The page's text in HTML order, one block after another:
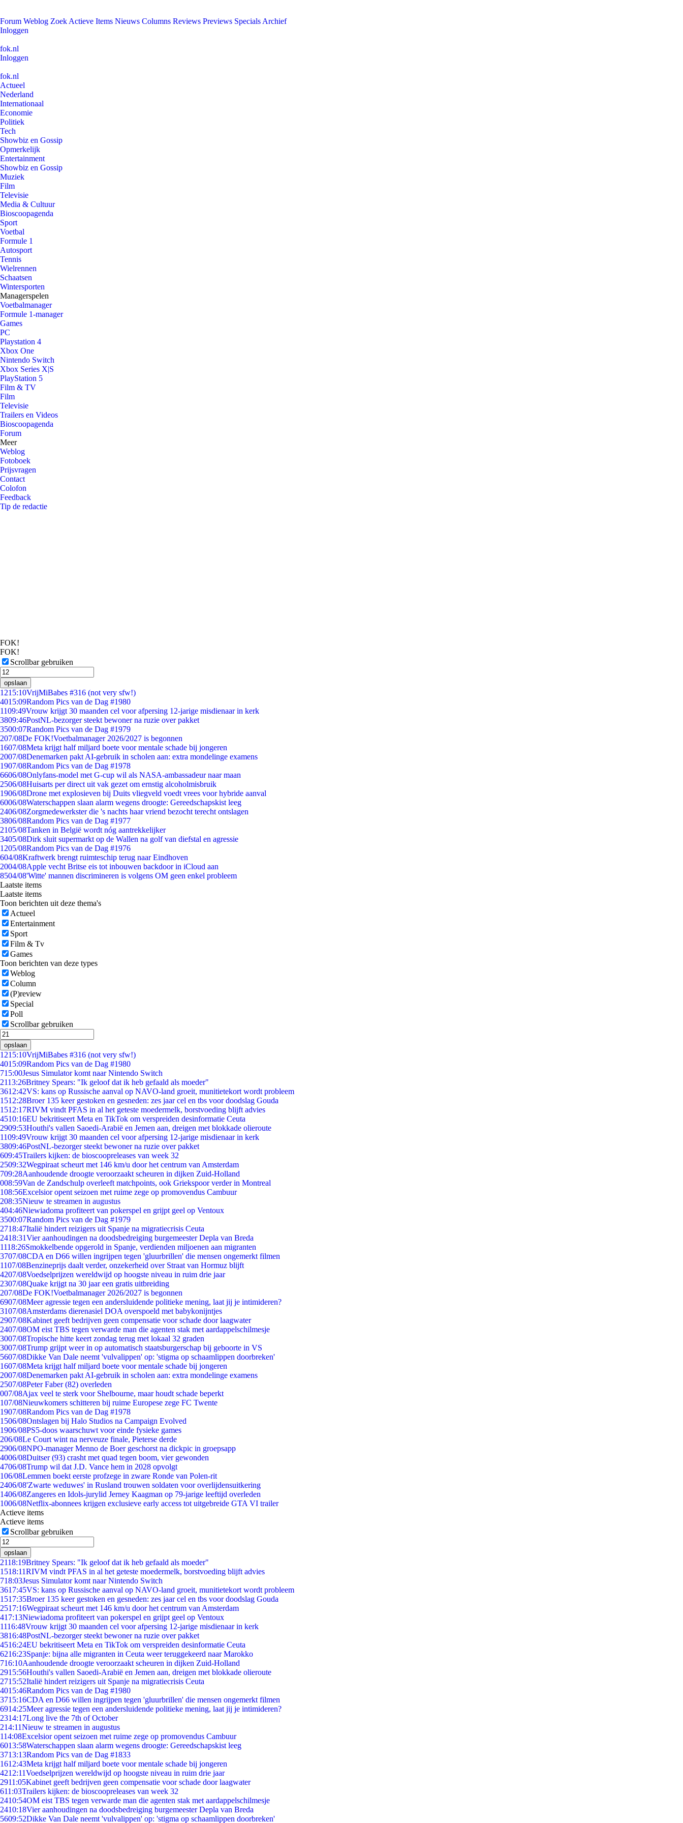
Forum Weblog Zoek Actieve Items Nieuws Columns Reviews Previews Specials Archief
Inloggen
fok.nl
Inloggen
fok.nl
Actueel
Nederland
Internationaal
Economie
Politiek
Tech
Showbiz en Gossip
Opmerkelijk
Entertainment
Showbiz en Gossip
Muziek
Film
Televisie
Media & Cultuur
Bioscoopagenda
Sport
Voetbal
Formule 1
Autosport
Tennis
Wielrennen
Schaatsen
Wintersporten
Managerspelen
Voetbalmanager
Formule 1-manager
Games
PC
Playstation 4
Xbox One
Nintendo Switch
Xbox Series X|S
PlayStation 5
Film & TV
Film
Televisie
Trailers en Videos
Bioscoopagenda
Forum
Meer
Weblog
Fotoboek
Prijsvragen
Contact
Colofon
Feedback
Tip de redactie
FOK!
FOK!
Scrollbar gebruiken
opslaan
1215:10VrijMiBabes #316 (not very sfw!)
4015:09Random Pics van de Dag #1980
1109:49Vrouw krijgt 30 maanden cel voor afpersing 12-jarige misdienaar in kerk
3809:46PostNL-bezorger steekt bewoner na ruzie over pakket
3500:07Random Pics van de Dag #1979
207/08De FOK!Voetbalmanager 2026/2027 is begonnen
1607/08Meta krijgt half miljard boete voor mentale schade bij jongeren
2007/08Denemarken pakt AI-gebruik in scholen aan: extra mondelinge examens
1907/08Random Pics van de Dag #1978
6606/08Onlyfans-model met G-cup wil als NASA-ambassadeur naar maan
2506/08Huisarts per direct uit vak gezet om ernstig alcoholmisbruik
1906/08Drone met explosieven bij Duits vliegveld voedt vrees voor hybride aanval
6006/08Waterschappen slaan alarm wegens droogte: Gereedschapskist leeg
2406/08Zorgmedewerkster die 's nachts haar vriend bezocht terecht ontslagen
3806/08Random Pics van de Dag #1977
2105/08Tanken in België wordt nóg aantrekkelijker
3405/08Dirk sluit supermarkt op de Wallen na golf van diefstal en agressie
1205/08Random Pics van de Dag #1976
604/08Kraftwerk brengt ruimteschip terug naar Eindhoven
2004/08Apple vecht Britse eis tot inbouwen backdoor in iCloud aan
8504/08'Witte' mannen discrimineren is volgens OM geen enkel probleem
Laatste items
Laatste items
Toon berichten uit deze thema's
Actueel
Entertainment
Sport
Film & Tv
Games
Toon berichten van deze types
Weblog
Column
(P)review
Special
Poll
Scrollbar gebruiken
opslaan
1215:10VrijMiBabes #316 (not very sfw!)
4015:09Random Pics van de Dag #1980
715:00Jesus Simulator komt naar Nintendo Switch
2113:26Britney Spears: "Ik geloof dat ik heb gefaald als moeder"
3612:42VS: kans op Russische aanval op NAVO-land groeit, munitietekort wordt probleem
1512:28Broer 135 keer gestoken en gesneden: zes jaar cel en tbs voor doodslag Gouda
1512:17RIVM vindt PFAS in al het geteste moedermelk, borstvoeding blijft advies
4510:16EU bekritiseert Meta en TikTok om verspreiden desinformatie Ceuta
2909:53Houthi's vallen Saoedi-Arabië en Jemen aan, dreigen met blokkade olieroute
1109:49Vrouw krijgt 30 maanden cel voor afpersing 12-jarige misdienaar in kerk
3809:46PostNL-bezorger steekt bewoner na ruzie over pakket
609:45Trailers kijken: de bioscoopreleases van week 32
2509:32Wegpiraat scheurt met 146 km/u door het centrum van Amsterdam
709:28Aanhoudende droogte veroorzaakt scheuren in dijken Zuid-Holland
008:59Van de Zandschulp overleeft matchpoints, ook Griekspoor verder in Montreal
108:56Excelsior opent seizoen met ruime zege op promovendus Cambuur
208:35Nieuw te streamen in augustus
404:46Niewiadoma profiteert van pokerspel en grijpt geel op Ventoux
3500:07Random Pics van de Dag #1979
2718:47Italië hindert reizigers uit Spanje na migratiecrisis Ceuta
2418:31Vier aanhoudingen na doodsbedreiging burgemeester Depla van Breda
1118:26Smokkelbende opgerold in Spanje, verdienden miljoenen aan migranten
3707/08CDA en D66 willen ingrijpen tegen 'gluurbrillen' die mensen ongemerkt filmen
1107/08Benzineprijs daalt verder, onzekerheid over Straat van Hormuz blijft
4207/08Voedselprijzen wereldwijd op hoogste niveau in ruim drie jaar
2307/08Quake krijgt na 30 jaar een gratis uitbreiding
207/08De FOK!Voetbalmanager 2026/2027 is begonnen
6907/08Meer agressie tegen een andersluidende politieke mening, laat jij je intimideren?
3107/08Amsterdams dierenasiel DOA overspoeld met babykonijntjes
2907/08Kabinet geeft bedrijven geen compensatie voor schade door laagwater
2407/08OM eist TBS tegen verwarde man die agenten stak met aardappelschilmesje
3007/08Tropische hitte keert zondag terug met lokaal 32 graden
3007/08Trump grijpt weer in op automatisch staatsburgerschap bij geboorte in VS
5607/08Dikke Van Dale neemt 'vulvalippen' op: 'stigma op schaamlippen doorbreken'
1607/08Meta krijgt half miljard boete voor mentale schade bij jongeren
2007/08Denemarken pakt AI-gebruik in scholen aan: extra mondelinge examens
2507/08Peter Faber (82) overleden
007/08Ajax veel te sterk voor Shelbourne, maar houdt schade beperkt
107/08Nieuwkomers schitteren bij ruime Europese zege FC Twente
1907/08Random Pics van de Dag #1978
1506/08Ontslagen bij Halo Studios na Campaign Evolved
1906/08PS5-doos waarschuwt voor einde fysieke games
206/08Le Court wint na nerveuze finale, Pieterse derde
2906/08NPO-manager Menno de Boer geschorst na dickpic in groepsapp
4006/08Duitser (93) crasht met quad tegen boom, vier gewonden
4706/08Trump wil dat J.D. Vance hem in 2028 opvolgt
106/08Lemmen boekt eerste profzege in zware Ronde van Polen-rit
2406/08'Zwarte weduwes' in Rusland trouwen soldaten voor overlijdensuitkering
1406/08Zangeres en Idols-jurylid Jerney Kaagman op 79-jarige leeftijd overleden
1006/08Netflix-abonnees krijgen exclusieve early access tot uitgebreide GTA VI trailer
Actieve items
Actieve items
Scrollbar gebruiken
opslaan
2118:19Britney Spears: "Ik geloof dat ik heb gefaald als moeder"
1518:11RIVM vindt PFAS in al het geteste moedermelk, borstvoeding blijft advies
718:03Jesus Simulator komt naar Nintendo Switch
3617:45VS: kans op Russische aanval op NAVO-land groeit, munitietekort wordt probleem
1517:35Broer 135 keer gestoken en gesneden: zes jaar cel en tbs voor doodslag Gouda
2517:16Wegpiraat scheurt met 146 km/u door het centrum van Amsterdam
417:13Niewiadoma profiteert van pokerspel en grijpt geel op Ventoux
1116:48Vrouw krijgt 30 maanden cel voor afpersing 12-jarige misdienaar in kerk
3816:48PostNL-bezorger steekt bewoner na ruzie over pakket
4516:24EU bekritiseert Meta en TikTok om verspreiden desinformatie Ceuta
6216:23Spanje: bijna alle migranten in Ceuta weer teruggekeerd naar Marokko
716:10Aanhoudende droogte veroorzaakt scheuren in dijken Zuid-Holland
2915:56Houthi's vallen Saoedi-Arabië en Jemen aan, dreigen met blokkade olieroute
2715:52Italië hindert reizigers uit Spanje na migratiecrisis Ceuta
4015:46Random Pics van de Dag #1980
3715:16CDA en D66 willen ingrijpen tegen 'gluurbrillen' die mensen ongemerkt filmen
6914:25Meer agressie tegen een andersluidende politieke mening, laat jij je intimideren?
2314:17Long live the 7th of October
214:11Nieuw te streamen in augustus
114:08Excelsior opent seizoen met ruime zege op promovendus Cambuur
6013:58Waterschappen slaan alarm wegens droogte: Gereedschapskist leeg
3713:13Random Pics van de Dag #1833
1612:43Meta krijgt half miljard boete voor mentale schade bij jongeren
4212:11Voedselprijzen wereldwijd op hoogste niveau in ruim drie jaar
2911:05Kabinet geeft bedrijven geen compensatie voor schade door laagwater
611:03Trailers kijken: de bioscoopreleases van week 32
2410:54OM eist TBS tegen verwarde man die agenten stak met aardappelschilmesje
2410:18Vier aanhoudingen na doodsbedreiging burgemeester Depla van Breda
5609:52Dikke Van Dale neemt 'vulvalippen' op: 'stigma op schaamlippen doorbreken'